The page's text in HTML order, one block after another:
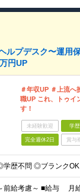
ルプデスク〜運用
円UP
＃年収UP ＃上流へ
職UP これ、トゥイ
す！
未経験歓迎 学
完全週休2日 賞与